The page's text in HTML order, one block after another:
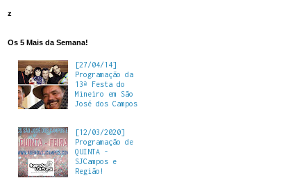
z
Os 5 Mais da Semana!
[27/04/14]
Programação da
13ª Festa do
Mineiro em São
José dos Campos
[12/03/2020]
Programação de
QUINTA -
SJCampos e
Região!